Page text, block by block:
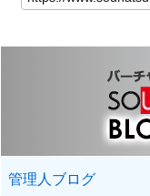
管理人ブログ